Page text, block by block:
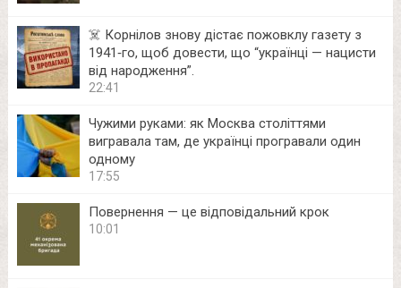
☠️ Корнілов знову дістає пожовклу газету з
1941‑го, щоб довести, що “українці — нацисти
від народження”.
22:41
Чужими руками: як Москва століттями
вигравала там, де українці програвали один
одному
17:55
Повернення — це відповідальний крок
10:01